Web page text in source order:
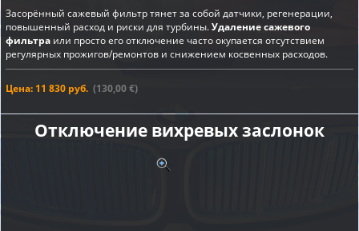
Засорённый сажевый фильтр тянет за собой датчики, регенерации,
повышенный расход и риски для турбины.Удаление сажевого
фильтра или просто его отключение часто окупается отсутствием
регулярных прожигов/ремонтов и снижением косвенных расходов.
Цена: 11 830 руб. (130,00 €)
Отключение вихревых заслонок